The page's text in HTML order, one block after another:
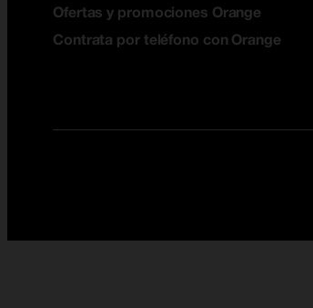
Ofertas y promociones Orange
Contrata por teléfono con Orange